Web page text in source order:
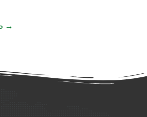
→